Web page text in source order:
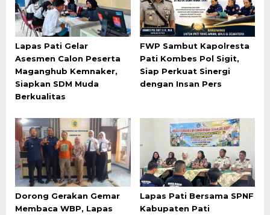
Lapas Pati Gelar
Asesmen Calon Peserta
Maganghub Kemnaker,
Siapkan SDM Muda
Berkualitas
FWP Sambut Kapolresta
Pati Kombes Pol Sigit,
Siap Perkuat Sinergi
dengan Insan Pers
Dorong Gerakan Gemar
Membaca WBP, Lapas
Lapas Pati Bersama SPNF
Kabupaten Pati